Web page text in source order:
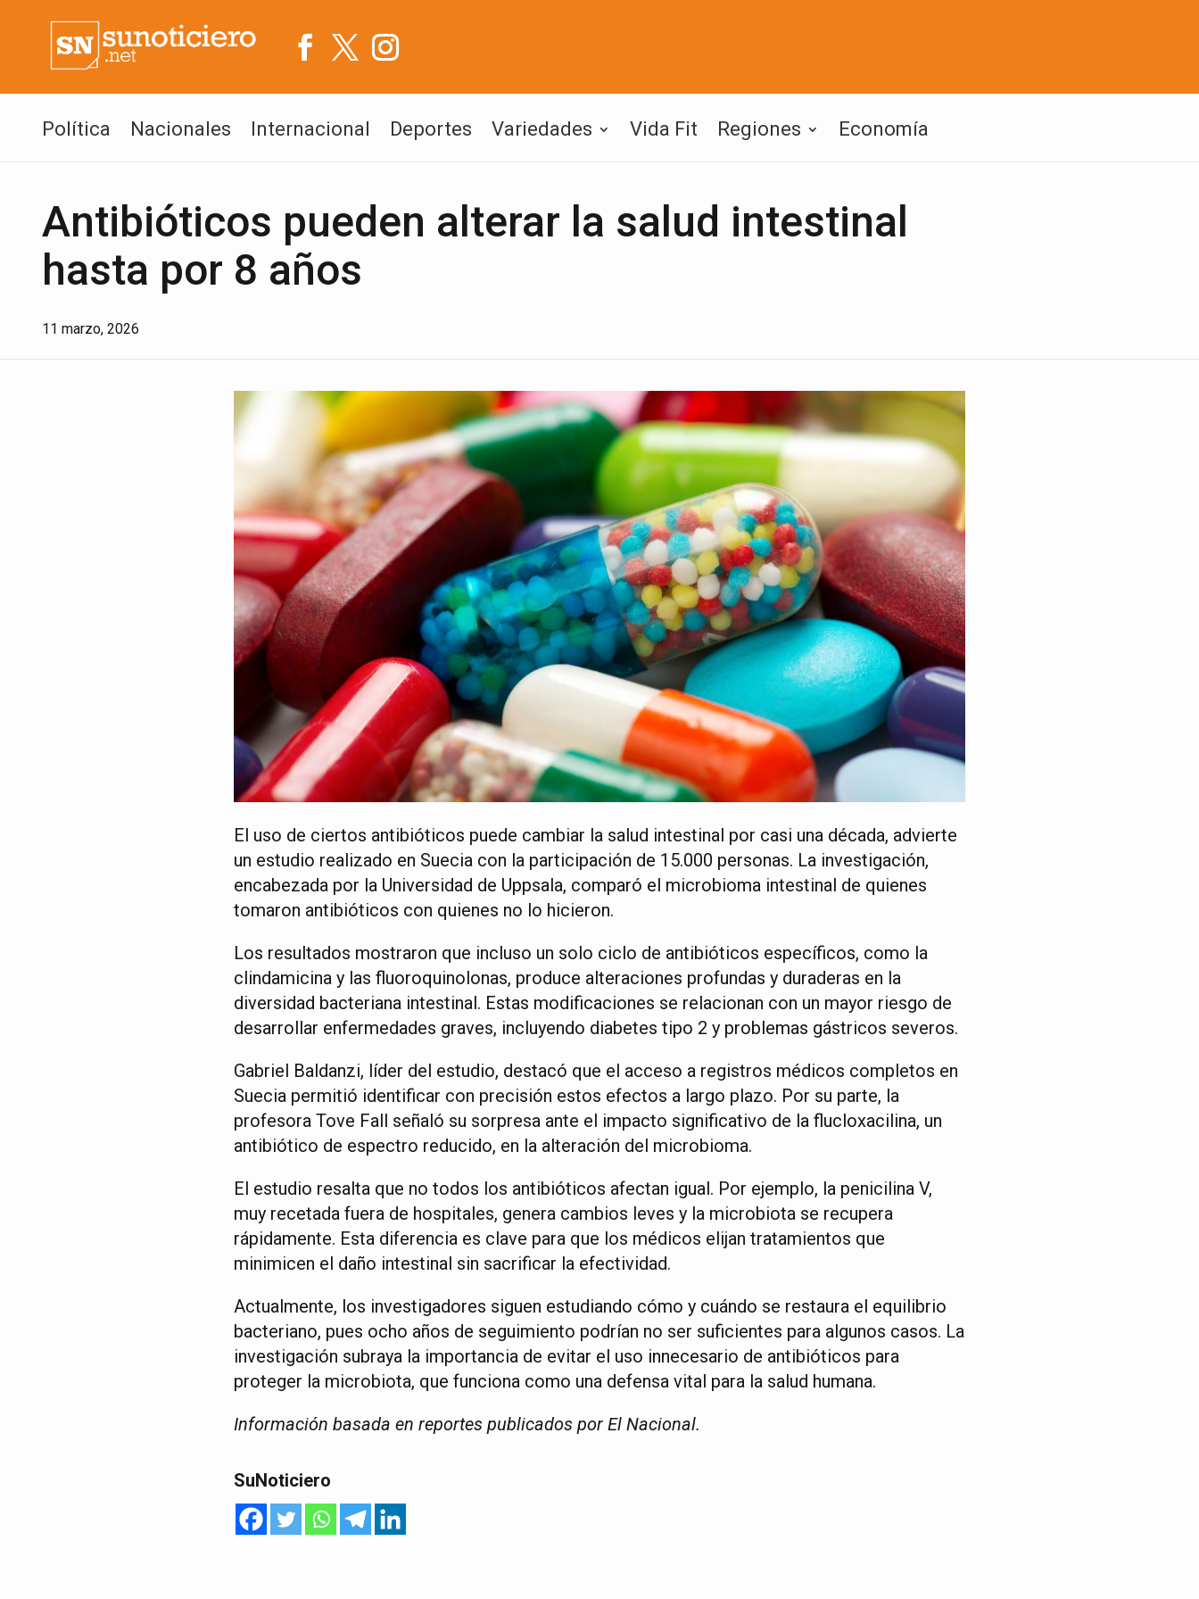
Política Nacionales Internacional Deportes Variedades Vida Fit Regiones Economía
Antibióticos pueden alterar la salud intestinal
hasta por 8 años
11 marzo, 2026
El uso de ciertos antibióticos puede cambiar la salud intestinal por casi una década, advierte
un estudio realizado en Suecia con la participación de 15.000 personas. La investigación,
encabezada por la Universidad de Uppsala, comparó el microbioma intestinal de quienes
tomaron antibióticos con quienes no lo hicieron.
Los resultados mostraron que incluso un solo ciclo de antibióticos específicos, como la
clindamicina y las fluoroquinolonas, produce alteraciones profundas y duraderas en la
diversidad bacteriana intestinal. Estas modificaciones se relacionan con un mayor riesgo de
desarrollar enfermedades graves, incluyendo diabetes tipo 2 y problemas gástricos severos.
Gabriel Baldanzi, líder del estudio, destacó que el acceso a registros médicos completos en
Suecia permitió identificar con precisión estos efectos a largo plazo. Por su parte, la
profesora Tove Fall señaló su sorpresa ante el impacto significativo de la flucloxacilina, un
antibiótico de espectro reducido, en la alteración del microbioma.
El estudio resalta que no todos los antibióticos afectan igual. Por ejemplo, la penicilina V,
muy recetada fuera de hospitales, genera cambios leves y la microbiota se recupera
rápidamente. Esta diferencia es clave para que los médicos elijan tratamientos que
minimicen el daño intestinal sin sacrificar la efectividad.
Actualmente, los investigadores siguen estudiando cómo y cuándo se restaura el equilibrio
bacteriano, pues ocho años de seguimiento podrían no ser suficientes para algunos casos. La
investigación subraya la importancia de evitar el uso innecesario de antibióticos para
proteger la microbiota, que funciona como una defensa vital para la salud humana.
Información basada en reportes publicados por El Nacional.
SuNoticiero